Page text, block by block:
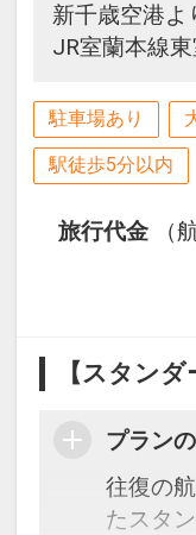
新千歳空港よ
JR室蘭本線
駐車場あり
駅徒歩5分以内
旅行代金
（
【スタン
プラン
往復の
たスタ